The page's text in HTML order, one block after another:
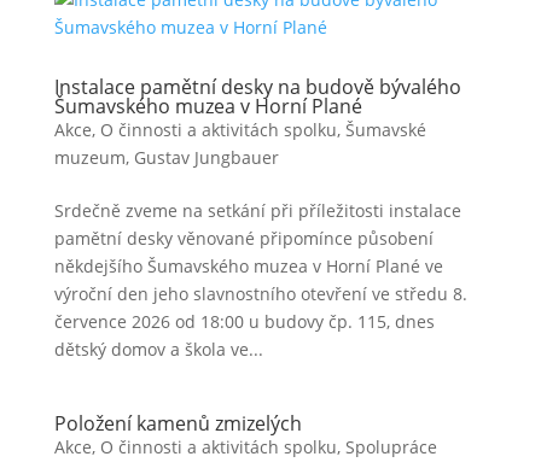
Instalace pamětní desky na budově bývalého
Šumavského muzea v Horní Plané
Akce, O činnosti a aktivitách spolku, Šumavské
muzeum, Gustav Jungbauer
Srdečně zveme na setkání při příležitosti instalace
pamětní desky věnované připomínce působení
někdejšího Šumavského muzea v Horní Plané ve
výroční den jeho slavnostního otevření ve středu 8.
července 2026 od 18:00 u budovy čp. 115, dnes
dětský domov a škola ve...
Položení kamenů zmizelých
Akce, O činnosti a aktivitách spolku, Spolupráce